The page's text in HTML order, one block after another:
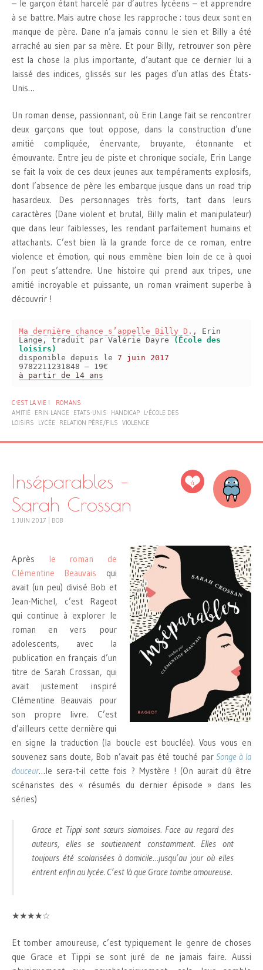
– le garçon étant harcelé par d’autres lycéens – et apprendre
à se battre. Mais autre chose les rapproche : tous deux sont en
manque de père. Dane n’a jamais connu le sien et Billy a été
arraché au sien par sa mère. Et pour Billy, retrouver son père
est la chose la plus importante, d’autant que ce dernier lui a
laissé des indices, glissés sur les pages d’un atlas des États-
Unis…
Un roman dense, passionnant, où Erin Lange fait se rencontrer
deux garçons que tout oppose, dans la construction d’une
amitié compliquée, énervante, bruyante, étonnante et
émouvante. Entre jeu de piste et chronique sociale, Erin Lange
se fait la voix de ces deux jeunes aux tempéraments explosifs,
dont l’absence de père les embarque jusque dans un road trip
hasardeux. Des personnages très forts, tant dans leurs
caractères (Dane violent et brutal, Billy malin et manipulateur)
que dans leur faiblesses, les rendant parfaitement humains et
attachants. C’est bien là la grande force de ce roman, entre
violence et émotion, qui nous emmène bien loin de ce à quoi
l’on peut s’attendre. Une histoire qui prend aux tripes, une
amitié incroyable et puissante, un roman vraiment superbe à
découvrir !
Ma dernière chance s’appelle Billy D. , Erin
Lange, traduit par Valérie Dayre
(École des
loisirs)
disponible depuis le 7 juin 2017
9782211231848 – 19€
à partir de 14 ans
C'EST LA VIE !
ROMANS
AMITIÉ
ERIN LANGE ETATS-UNIS HANDICAP L'ÉCOLE DES
LOISIRS
LYCÉE RELATION PÈRE/FILS VIOLENCE
4
Inséparables –
Sarah Crossan
1 JUIN 2017 BOB
Après
le roman de
Clémentine Beauvais qui
avait (un peu) divisé Bob et
Jean-Michel, c’est Rageot
qui continue à explorer le
roman en vers pour
adolescents, avec la
publication en français d’un
titre de Sarah Crossan, qui
avait justement inspiré
Clémentine Beauvais pour
son propre livre. C’est
d’ailleurs cette dernière qui
en signe la traduction (la boucle est bouclée). Vous vous en
souvenez sans doute, Bob n’avait pas été touché par Songe à la
douceur…le sera-t-il cette fois ? Mystère ! (On aurait dû être
scénaristes des « résumés du dernier épisode » dans les
séries)
Grace et Tippi sont sœurs siamoises. Face au regard des
auteurs, elles se soutiennent constamment. Elles ont
toujours été scolarisées à domicile…jusqu’au jour où elles
entrent enfin au lycée. C’est là que Grace tombe amoureuse.
★★★★☆
Et tomber amoureuse, c’est typiquement le genre de choses
que Grace et Tippi se sont juré de ne jamais faire. Aussi